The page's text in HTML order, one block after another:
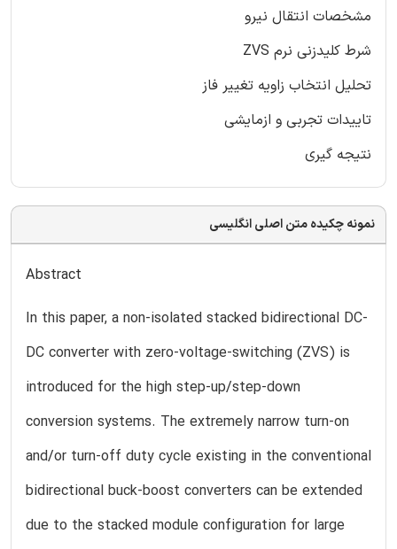
مشخصات انتقال نیرو
شرط کلیدزنی نرم ZVS
تحلیل انتخاب زاویه تغییر فاز
تاییدات تجربی و ازمایشی
نتیجه گیری
نمونه چکیده متن اصلی انگلیسی
Abstract
In this paper, a non-isolated stacked bidirectional DC-
DC converter with zero-voltage-switching (ZVS) is
introduced for the high step-up/step-down
conversion systems. The extremely narrow turn-on
and/or turn-off duty cycle existing in the conventional
bidirectional buck-boost converters can be extended
due to the stacked module configuration for large